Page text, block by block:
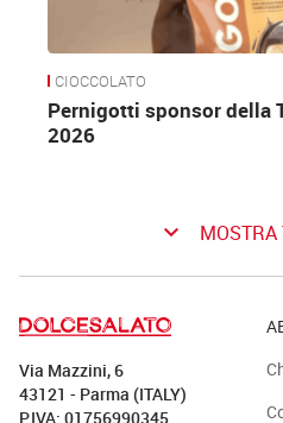
CIOCCOLATO
Pernigotti sponsor della
2026
keyboard_arrow_down MOSTRA
Via Mazzini, 6
43121 - Parma (ITALY)